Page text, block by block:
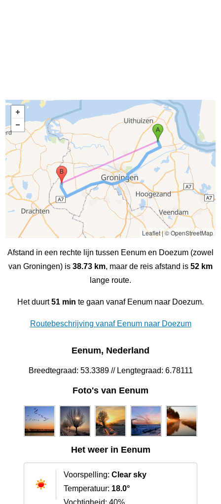
Leaflet|© OpenStreetMap
Afstand in een rechte lijn tussen Eenum en Doezum (zowel
van Groningen) is 38.73 km, maar de reis afstand is 52 km
lange route.
Het duurt51 min te gaan vanaf Eenum naar Doezum.
Routebeschrijving vanaf Eenum naar Doezum
Eenum, Nederland
Breedtegraad: 53.3389 // Lengtegraad: 6.78111
Foto's van Eenum
Het weer in Eenum
Voorspelling: Clear sky
Temperatuur: 18.0°